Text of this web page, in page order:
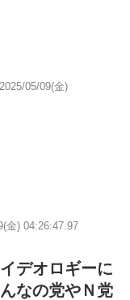
2025/05/09(金)
金) 04:26:47.97
デオロギーに
なの党やＮ党